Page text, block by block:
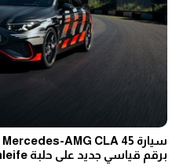
برقم قياسي جديد على حلبة Nürburgring-Nordschleife